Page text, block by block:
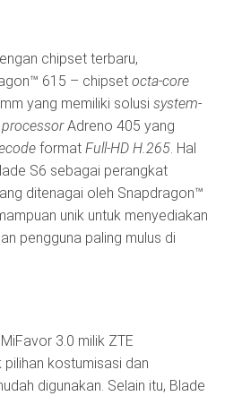
chipset terbaru,
615 – chipset octa-core
yang memiliki solusi system-
Adreno 405 yang
format Full-HD H.265. Hal
S6 sebagai perangkat
ditenagai oleh Snapdragon™
unik untuk menyediakan
pengguna paling mulus di
3.0 milik ZTE
kostumisasi dan
digunakan. Selain itu, Blade